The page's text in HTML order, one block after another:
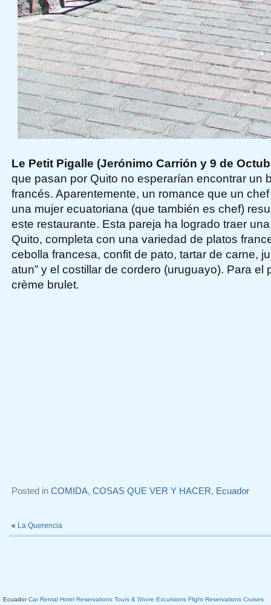
Le Petit Pigalle (Jerónimo Carrión y 9 de
que pasan por Quito no esperarían encontrar un
francés. Aparentemente, un romance que un
una mujer ecuatoriana (que también es chef)
este restaurante. Esta pareja ha logrado traer
Quito, completa con una variedad de platos
cebolla francesa, confit de pato, tartar de carne,
atun” y el costillar de cordero (uruguayo). Para el
crème brulet.
Posted in COMIDA, COSAS QUE VER Y HACER, Ecuador
« La Querencia
EcuadorCar Rental Hotel Reservations Tours & Shore Excursions Flight Reservations Cruises